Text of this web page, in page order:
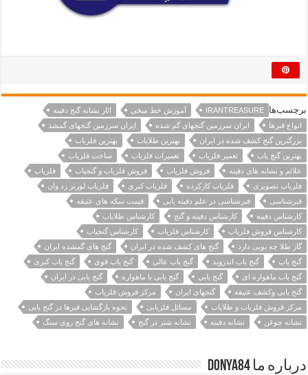
برچسب‌ها IRANTREASURE آموزش خط میخی
اثار نشانه گنج دفینه
انواع قبرها
ایران سرزمین گنجهای گم شده
ایران سرزمین گنجهای گمشد
بزرگترین گنج کشف شده در ایران
بهترین طلایاب
بهترین فلزیاب
بهترین گنج یاب
تعمیر فلزیاب تعمیرات فلزیاب
ساخت فلزیاب
علائم و نشانه های دفینه
فروش فلزیاب فروش فلزیاب و گنجیاب
فلزیاب
فلزیاب تصویری
فلزیاب کارکرده فلزیاب کبری
فلزیاب لورنز زد وان
قبرشناسی
قبرشناسی در علم دفینه یابی
قیمت سکه های عتیقه
کارشناس دفینه
کارشناس دفینه و گنج
کارشناس طلایاب
کارشناس فروش فلزیاب
کارشناس فلزیاب
کارشناس گنجیاب
گاز طلا چه بویی دارد
گنج های کشف شده در ایران
گنج های گمشده ایران
گنج یاب
گنج یاب اندروید گنج یاب عالی گنج یاب قوی
گنج یاب کبری
گنج یاب ماهواره ای
گنج یابی گنج یابی با ماهواره
گنج یابی در ایران
گنج یابی وکشف عتیقه
گنجهای ایران
مرکز فروش فلزیاب
مرکز فروش فلزیاب و طلایاب
مسائل فلزیابی
نحوه بازگشایی قبرها در گنج یابی
نشانه جوغن
نشانه دفینه نشانه شتر در گنج نشانه های گنج روی سنگ
درباره ما Donya84